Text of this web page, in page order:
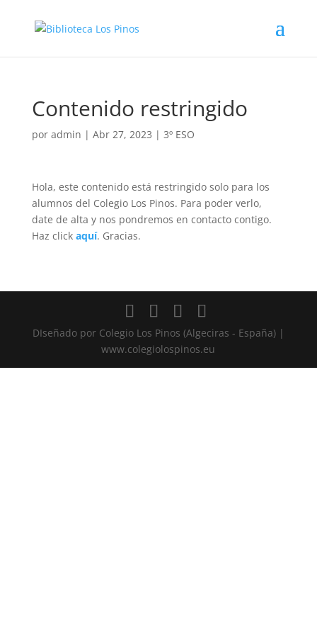
Contenido restringido
por admin | Abr 27, 2023 | 3º ESO
Hola, este contenido está restringido solo para los
alumnos del Colegio Los Pinos. Para poder verlo,
date de alta y nos pondremos en contacto contigo.
Haz click aquí. Gracias.
DIseñado por Colegio Los Pinos (Algeciras - España) |
www.colegiolospinos.eu